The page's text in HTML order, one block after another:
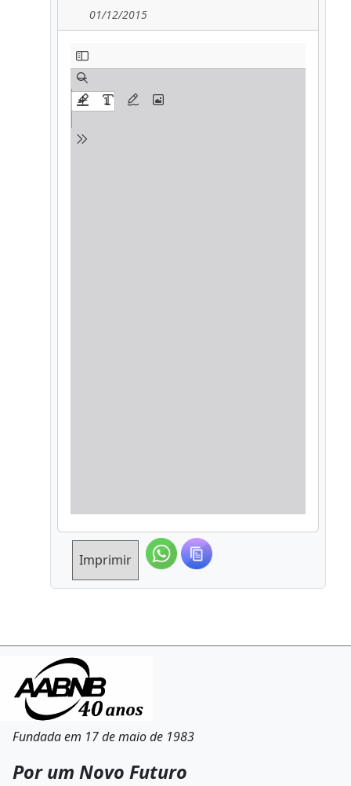
01/12/2015
Imprimir
Fundada em 17 de maio de 1983
Por um Novo Futuro